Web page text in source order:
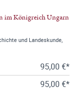
im Königreich Ungarn
und Landeskunde,
95,00 €*
95,00 €*